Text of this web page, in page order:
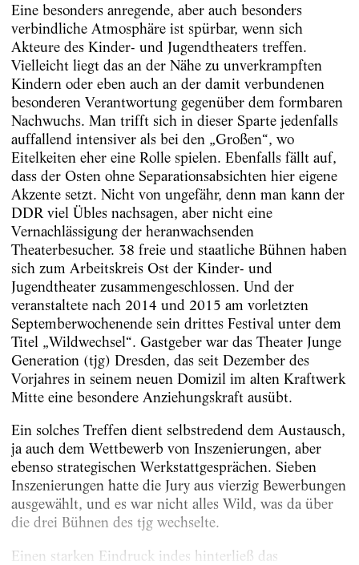
Eine besonders anregende, aber auch besonders
verbindliche Atmosphäre ist spürbar, wenn sich
Akteure des Kinder- und Jugendtheaters treffen.
Vielleicht liegt das an der Nähe zu unverkrampften
Kindern oder eben auch an der damit verbundenen
besonderen Verantwortung gegenüber dem formbaren
Nachwuchs. Man trifft sich in dieser Sparte jedenfalls
auffallend intensiver als bei den „Großen“, wo
Eitelkeiten eher eine Rolle spielen. Ebenfalls fällt auf,
dass der Osten ohne Separationsabsichten hier eigene
Akzente setzt. Nicht von ungefähr, denn man kann der
DDR viel Übles nachsagen, aber nicht eine
Vernachlässigung der heranwachsenden
Theaterbesucher. 38 freie und staatliche Bühnen haben
sich zum Arbeitskreis Ost der Kinder- und
Jugendtheater zusammengeschlossen. Und der
veranstaltete nach 2014 und 2015 am vorletzten
Septemberwochenende sein drittes Festival unter dem
Titel „Wildwechsel“. Gastgeber war das Theater Junge
Generation (tjg) Dresden, das seit Dezember des
Vorjahres in seinem neuen Domizil im alten Kraftwerk
Mitte eine besondere Anziehungskraft ausübt.
Ein solches Treffen dient selbstredend dem Austausch,
ja auch dem Wettbewerb von Inszenierungen, aber
ebenso strategischen Werkstattgesprächen. Sieben
Inszenierungen hatte die Jury aus vierzig Bewerbungen
ausgewählt, und es war nicht alles Wild, was da über
die drei Bühnen des tjg wechselte.
Einen starken Eindruck indes hinterließ das